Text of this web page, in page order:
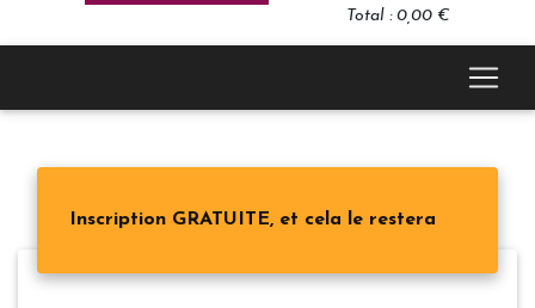
Total : 0,00 €
Inscription GRATUITE, et cela le restera